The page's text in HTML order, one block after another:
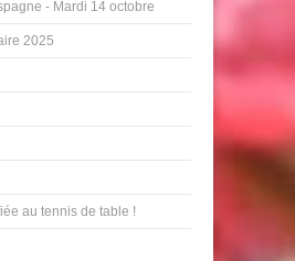
- Mardi 14 octobre
2025
au tennis de table !